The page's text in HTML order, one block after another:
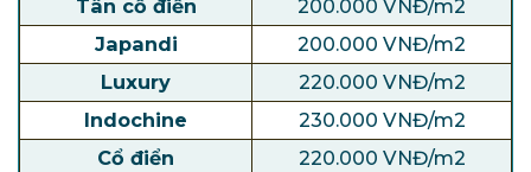
Tân cổ điển
200.000 VNĐ/m2
Japandi
200.000 VNĐ/m2
Luxury
220.000 VNĐ/m2
Indochine
230.000 VNĐ/m2
Cổ điển
220.000 VNĐ/m2